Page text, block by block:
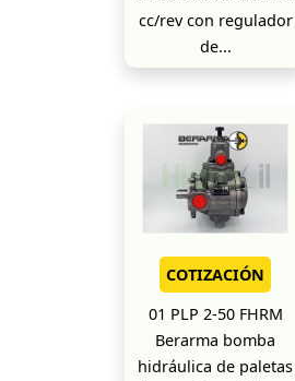
cc/rev con regulador
de...
COTIZACIÓN
01 PLP 2-50 FHRM
Berarma bomba
hidráulica de paletas